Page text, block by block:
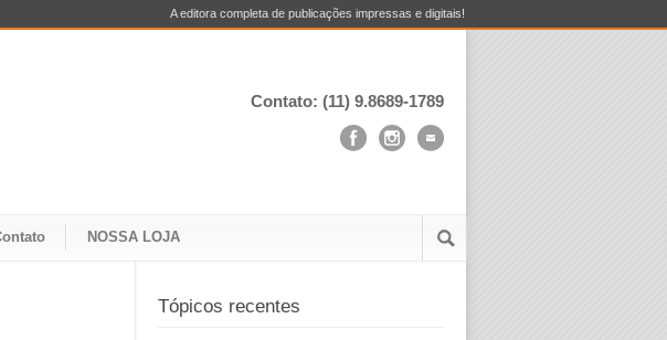
A editora completa de publicações impressas e digitais!
Contato: (11) 9.8689-1789
NOSSA LOJA
Tópicos recentes